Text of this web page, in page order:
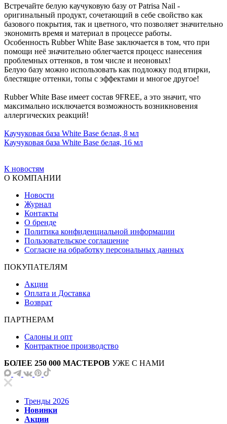
Встречайте белую каучуковую базу от Patrisa Nail -
оригинальный продукт, сочетающий в себе свойство как
базового покрытия, так и цветного, что позволяет значительно
экономить время и материал в процессе работы.
Особенность Rubber White Base заключается в том, что при
помощи неё значительно облегчается процесс нанесения
проблемных оттенков, в том числе и неоновых!
Белую базу можно использовать как подложку под втирки,
блестящие оттенки, топы с эффектами и многое другое!
Rubber White Base имеет состав 9FREE, а это значит, что
максимально исключается возможность возникновения
аллергических реакций!
Каучуковая база White Base белая, 8 мл
Каучуковая база White Base белая, 16 мл
К новостям
О КОМПАНИИ
Новости
Журнал
Контакты
О бренде
Политика конфиденциальной информации
Пользовательское соглашение
Согласие на обработку персональных данных
ПОКУПАТЕЛЯМ
Акции
Оплата и Доставка
Возврат
ПАРТНЕРАМ
Салоны и опт
Контрактное производство
БОЛЕЕ 250 000 МАСТЕРОВ УЖЕ С НАМИ
Тренды 2026
Новинки
Акции